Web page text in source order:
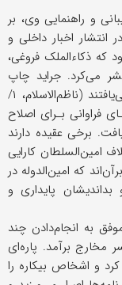
و راهنمایی وی، بر
انتشار اخبار داخلی و
که ذکاء‌الملک فروغی،
می‌کرد. جراید چاپ
خارج هم کمابیش فرصت ورود به کشور را می‌یافتند (ناظم‌الاسلام، ۱/
طرحهـای فراوانی بـرای اصلاح
برخی عقیده دارند
امین‌السلطان کارایی
۱/ ۱۵۹). برخی دیگر برآن‌‌اند که امین‌الدوله در
پایداری و
به انجام‌دادن چند
برآمد. پاره‌ای
و اشخاص بیکاره را